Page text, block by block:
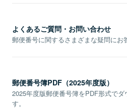
よくあるご質問・お問い合わせ
郵便番号に関するさまざまな疑問にお
郵便番号簿PDF（2025年度版）
2025年度版郵便番号簿をPDF形式でダ
す。